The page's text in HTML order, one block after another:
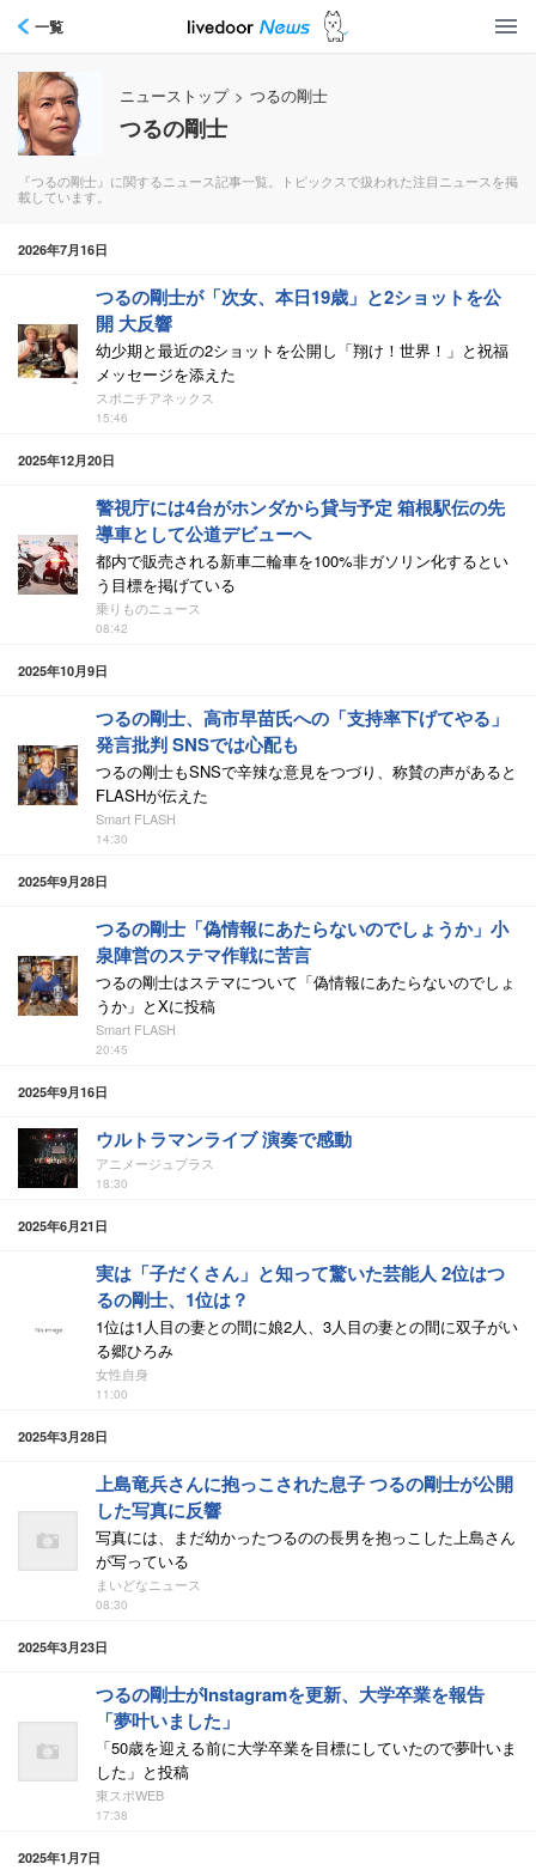
一覧
ニューストップ > つるの剛士
つるの剛士
『つるの剛士』に関するニュース記事一覧。トピックスで扱われた注目ニュースを掲
載しています。
2026年7月16日
つるの剛士が「次女、本日19歳」と2ショットを公
開 大反響
幼少期と最近の2ショットを公開し「翔け！世界！」と祝福
メッセージを添えた
スポニチアネックス
15:46
2025年12月20日
警視庁には4台がホンダから貸与予定 箱根駅伝の先
導車として公道デビューへ
都内で販売される新車二輪車を100%非ガソリン化するとい
う目標を掲げている
乗りものニュース
08:42
2025年10月9日
つるの剛士、高市早苗氏への「支持率下げてやる」
発言批判 SNSでは心配も
つるの剛士もSNSで辛辣な意見をつづり、称賛の声があると
FLASHが伝えた
Smart FLASH
14:30
2025年9月28日
つるの剛士「偽情報にあたらないのでしょうか」小
泉陣営のステマ作戦に苦言
つるの剛士はステマについて「偽情報にあたらないのでしょ
うか」とXに投稿
Smart FLASH
20:45
2025年9月16日
ウルトラマンライブ 演奏で感動
アニメージュプラス
18:30
2025年6月21日
実は「子だくさん」と知って驚いた芸能人 2位はつ
るの剛士、1位は？
1位は1人目の妻との間に娘2人、3人目の妻との間に双子がい
る郷ひろみ
女性自身
11:00
2025年3月28日
上島竜兵さんに抱っこされた息子 つるの剛士が公開
した写真に反響
写真には、まだ幼かったつるのの長男を抱っこした上島さん
が写っている
まいどなニュース
08:30
2025年3月23日
つるの剛士がInstagramを更新、大学卒業を報告
「夢叶いました」
「50歳を迎える前に大学卒業を目標にしていたので夢叶いま
した」と投稿
東スポWEB
17:38
2025年1月7日